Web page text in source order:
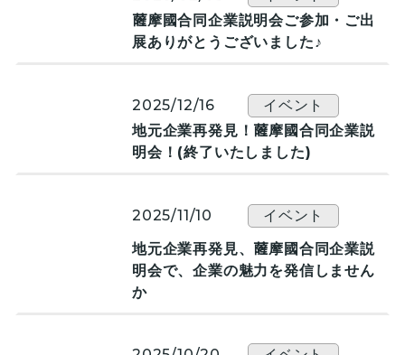
薩󠄀󠄀摩國合同企業説明会ご参加・ご出
展ありがとうございました♪
2025/12/16
イベント
地元企業再発見！薩󠄀󠄀摩國合同企業説
明会！(終了いたしました)
2025/11/10
イベント
地元企業再発見、薩󠄀󠄀摩國合同企業説
明会で、企業の魅力を発信しません
か